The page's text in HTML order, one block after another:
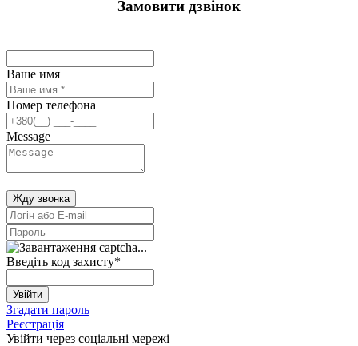
Замовити дзвінок
Ваше имя
Номер телефона
Message
Жду звонка
Введіть код захисту*
Увійти
Згадати пароль
Реєстрація
Увійти через соціальні мережі